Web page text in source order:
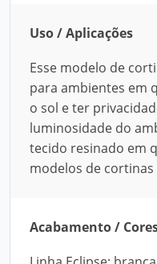
Uso / Aplicações
Esse modelo de
para ambientes em
o sol e ter
luminosidade do
tecido resinado em
modelos de
Acabamento /